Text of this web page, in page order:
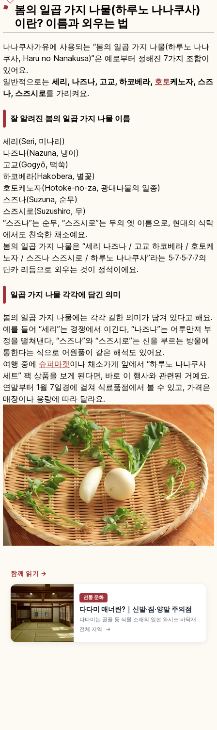
봄의 일곱 가지 나물(하루노 나나쿠사)
이란? 이름과 외우는 법
나나쿠사가유에 사용되는 “봄의 일곱 가지 나물(하루노 나나
쿠사, Haru no Nanakusa)”은 예로부터 정해진 7가지 조합이
있어요.
일반적으로는 세리, 나즈나, 고교, 하코베라, 호토케노자, 스즈
나, 스즈시로를 가리켜요.
잘 알려진 봄의 일곱 가지 나물 이름
세리(Seri, 미나리)
나즈나(Nazuna, 냉이)
고교(Gogyō, 떡쑥)
하코베라(Hakobera, 별꽃)
호토케노자(Hotoke-no-za, 광대나물의 일종)
스즈나(Suzuna, 순무)
스즈시로(Suzushiro, 무)
“스즈나”는 순무, “스즈시로”는 무의 옛 이름으로, 현대의 식탁
에서도 친숙한 채소예요.
봄의 일곱 가지 나물은 “세리 나즈나 / 고교 하코베라 / 호토케
노자 / 스즈나 스즈시로 / 하루노 나나쿠사”라는 5·7·5·7·7의
단카 리듬으로 외우는 것이 정석이에요.
일곱 가지 나물 각각에 담긴 의미
봄의 일곱 가지 나물에는 각각 길한 의미가 담겨 있다고 해요.
예를 들어 “세리”는 경쟁에서 이긴다, “나즈나”는 어루만져 부
정을 떨쳐낸다, “스즈나”와 “스즈시로”는 신을 부르는 방울에
통한다는 식으로 어원풀이 같은 해석도 있어요.
여행 중에 슈퍼마켓이나 채소가게 앞에서 “하루노 나나쿠사
세트” 팩 상품을 보게 된다면, 바로 이 행사와 관련된 거예요.
연말부터 1월 7일경에 걸쳐 식료품점에서 볼 수 있고, 가격은
매장이나 용량에 따라 달라요.
함께 읽기 →
전통 문화
다다미 매너란?｜신발·짐·양말 주의점
다다미는 골풀 등 식물 소재의 일본 와시쓰 바닥재
로, 헤이안 귀족의 깔개에서 무로마치 시대 이후 방
전체로 확산되었습니다. 신발을 가지런히 두는 매
너, 다다미베리와 캐리어 바퀴, 음료 엎질러짐 주의
전체 지역 →